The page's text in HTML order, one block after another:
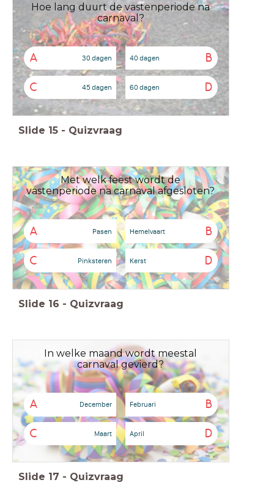
Hoe lang duurt de vastenperiode na
carnaval?
A 30 dagen B
40 dagen
C 45 dagen D
60 dagen
Slide 15 - Quizvraag
Met welk feest wordt de
vastenperiode na carnaval afgesloten?
A Pasen B
Hemelvaart
C Pinksteren D
Kerst
Slide 16 - Quizvraag
In welke maand wordt meestal
carnaval gevierd?
A December B
Februari
C Maart D
April
Slide 17 - Quizvraag